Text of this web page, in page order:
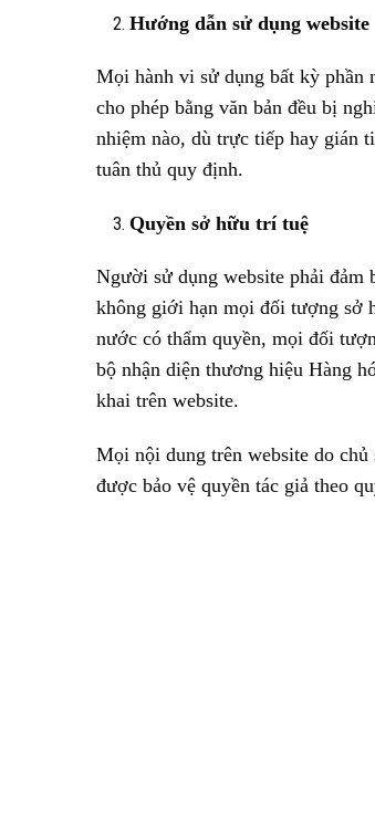
Hướng dẫn sử dụng website
Mọi hành vi sử dụng bất kỳ phần
cho phép bằng văn bản đều bị
nhiệm nào, dù trực tiếp hay gián
tuân thủ quy định.
Quyền sở hữu trí tuệ
Người sử dụng website phải đảm
không giới hạn mọi đối tượng sở
nước có thẩm quyền, mọi đối
bộ nhận diện thương hiệu Hàng
khai trên website.
Mọi nội dung trên website do chủ
được bảo vệ quyền tác giả theo